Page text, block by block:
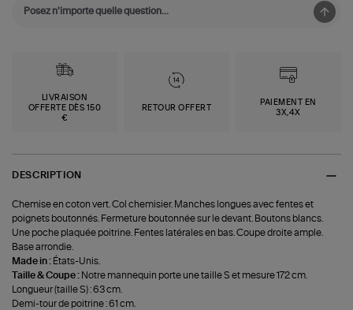
LIVRAISON
OFFERTE DÈS 150
€
RETOUR OFFERT
PAIEMENT EN
3X,4X
DESCRIPTION
Chemise en coton vert. Col chemisier. Manches longues avec fentes et
poignets boutonnés. Fermeture boutonnée sur le devant. Boutons blancs.
Une poche plaquée poitrine. Fentes latérales en bas. Coupe droite ample.
Base arrondie.
Made in : États-Unis.
Taille & Coupe : Notre mannequin porte une taille S et mesure 172 cm.
Longueur (taille S) : 63 cm.
Demi-tour de poitrine : 61 cm.